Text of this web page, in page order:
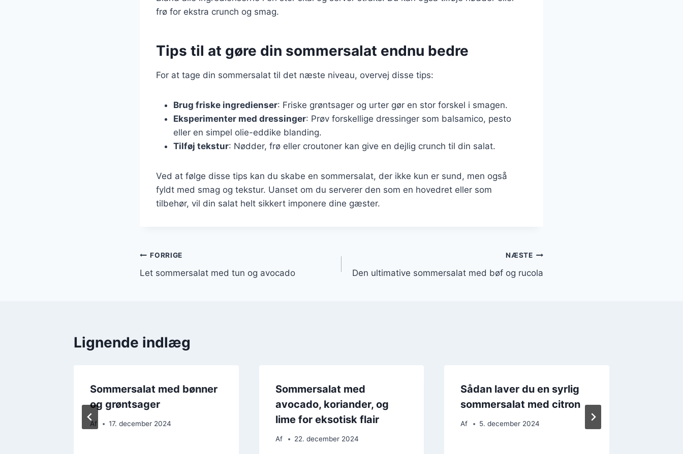
frø for ekstra crunch og smag.
Tips til at gøre din sommersalat endnu bedre
For at tage din sommersalat til det næste niveau, overvej disse tips:
Brug friske ingredienser: Friske grøntsager og urter gør en stor forskel i smagen.
Eksperimenter med dressinger: Prøv forskellige dressinger som balsamico, pesto
eller en simpel olie-eddike blanding.
Tilføj tekstur: Nødder, frø eller croutoner kan give en dejlig crunch til din salat.
Ved at følge disse tips kan du skabe en sommersalat, der ikke kun er sund, men også
fyldt med smag og tekstur. Uanset om du serverer den som en hovedret eller som
tilbehør, vil din salat helt sikkert imponere dine gæster.
Indlægsnavigation
FORRIGE
Let sommersalat med tun og avocado
NÆSTE
Den ultimative sommersalat med bøf og rucola
Lignende indlæg
Sommersalat med bønner
og grøntsager
Af 17. december 2024
Sommersalat med
avocado, koriander, og
lime for eksotisk flair
Af 22. december 2024
Sådan laver du en syrlig
sommersalat med citron
Af 5. december 2024